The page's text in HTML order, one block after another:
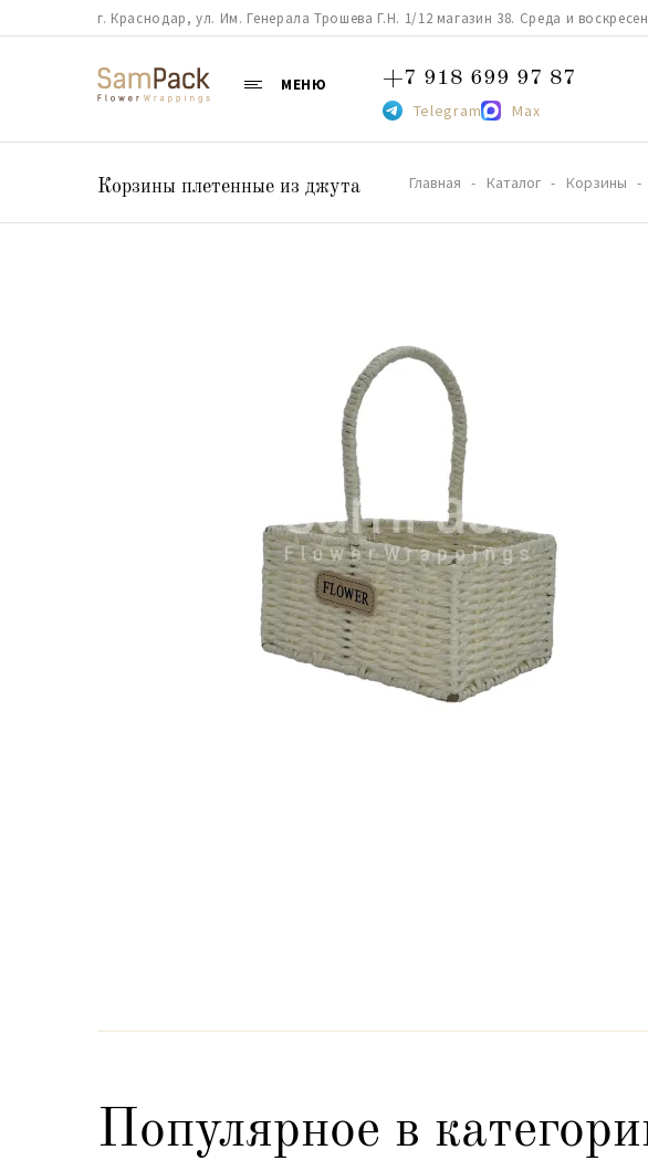
г. Краснодар, ул. Им. Генерала Трошева Г.Н. 1/12 магазин 38. Среда и
МЕНЮ +7 918 699 97 87
Telegram Max
Корзины плетенные из джута Главная Каталог Корзины
Популярное в